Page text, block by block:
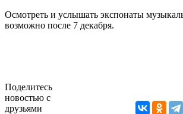
Осмотреть и услышать экспонаты
возможно после 7 декабря.
Поделитесь
новостью с
друзьями